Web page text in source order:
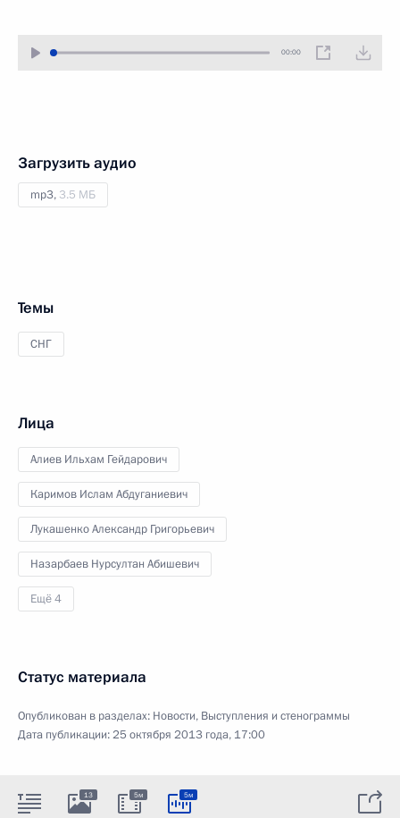
00:00
Загрузить аудио
mp3, 3.5 МБ
Темы
СНГ
Лица
Алиев Ильхам Гейдарович
Каримов Ислам Абдуганиевич
Лукашенко Александр Григорьевич
Назарбаев Нурсултан Абишевич
Ещё 4
Статус материала
Опубликован в разделах: Новости, Выступления и стенограммы
Дата публикации:25 октября 2013 года, 17:00
13 5м 5м